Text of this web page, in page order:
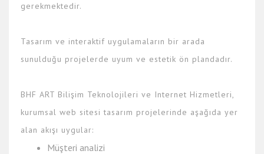
gerekmektedir.
Tasarım ve interaktif uygulamaların bir arada
sunulduğu projelerde uyum ve estetik ön plandadır.
BHF ART Bilişim Teknolojileri ve Internet Hizmetleri,
kurumsal web sitesi tasarım projelerinde aşağıda yer
alan akışı uygular:
Müşteri analizi